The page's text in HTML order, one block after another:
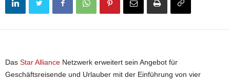
Das Star Alliance Netzwerk erweitert sein Angebot für
Geschäftsreisende und Urlauber mit der Einführung von vier